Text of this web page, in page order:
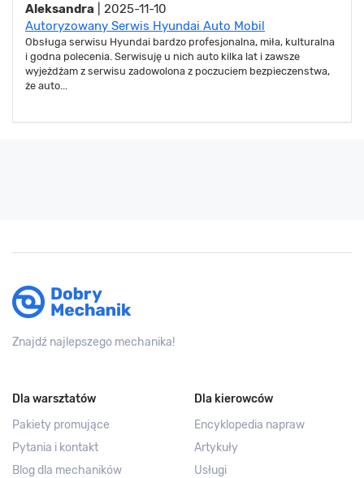
Aleksandra | 2025-11-10
Autoryzowany Serwis Hyundai Auto Mobil
Obsługa serwisu Hyundai bardzo profesjonalna, miła, kulturalna
i godna polecenia. Serwisuję u nich auto kilka lat i zawsze
wyjeżdżam z serwisu zadowolona z poczuciem bezpieczenstwa,
że auto...
Znajdź najlepszego mechanika!
Dla warsztatów
Pakiety promujące
Pytania i kontakt
Blog dla mechaników
Dla kierowców
Encyklopedia napraw
Artykuły
Usługi